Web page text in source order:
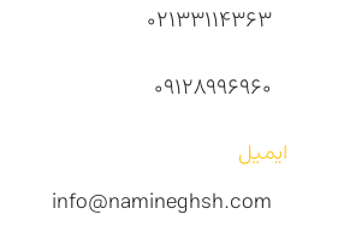
02133114363
09128996960
ایمیل
info@namineghsh.com